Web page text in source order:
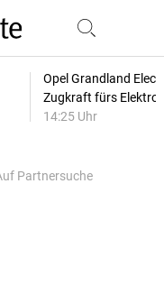
Opel Grandland
Zugkraft fürs
14:25 Uhr
Partnersuche